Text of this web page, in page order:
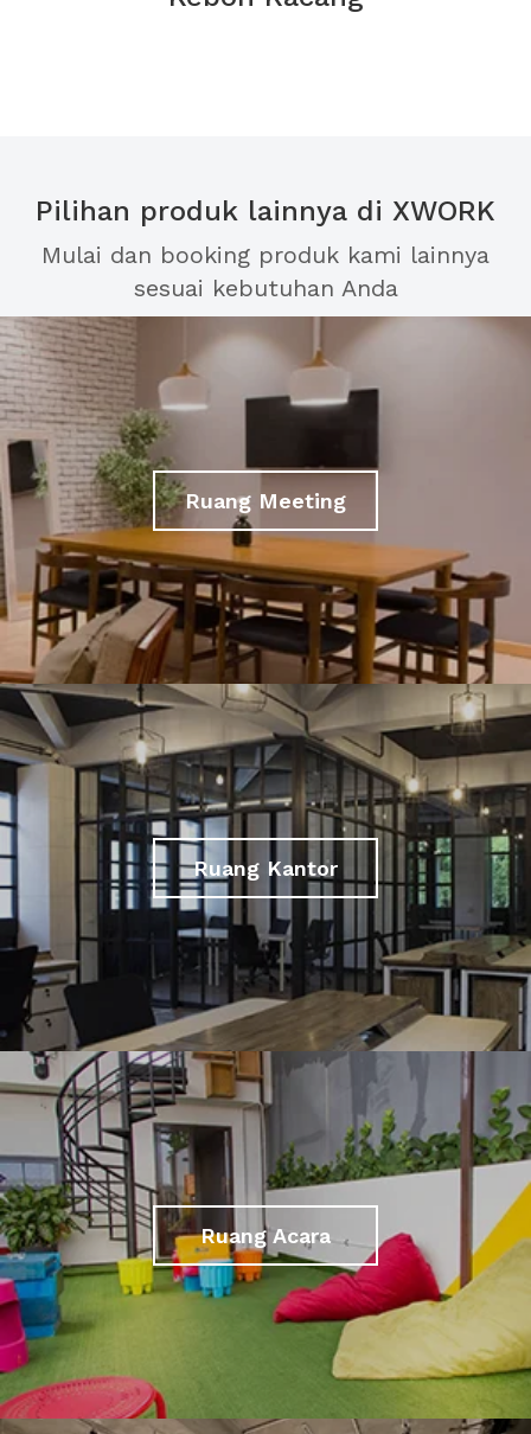
Pilihan produk lainnya di XWORK
Mulai dan booking produk kami lainnya
sesuai kebutuhan Anda
Ruang Meeting
Ruang Kantor
Ruang Acara